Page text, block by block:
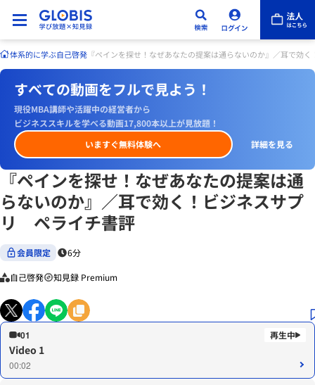
体系的に学ぶ自己啓発 『ペインを探せ！なぜあなたの提案は通らないのか』／耳で効
すべての動画をフルで見よう！
現役MBA講師や活躍中の経営者から
ビジネススキルを学べる動画17,800本以上が見放題！
いますぐ無料体験へ
詳細を見る
『ペインを探せ！なぜあなたの提案は通
らないのか』／耳で効く！ビジネスサプ
リ ペライチ書評
会員限定 6分
自己啓発 知見録 Premium
01
Video 1
00:02